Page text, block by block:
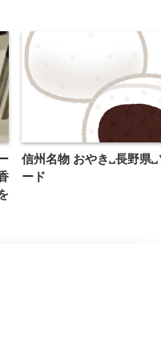
信州名物 おやき␣長野県
ード